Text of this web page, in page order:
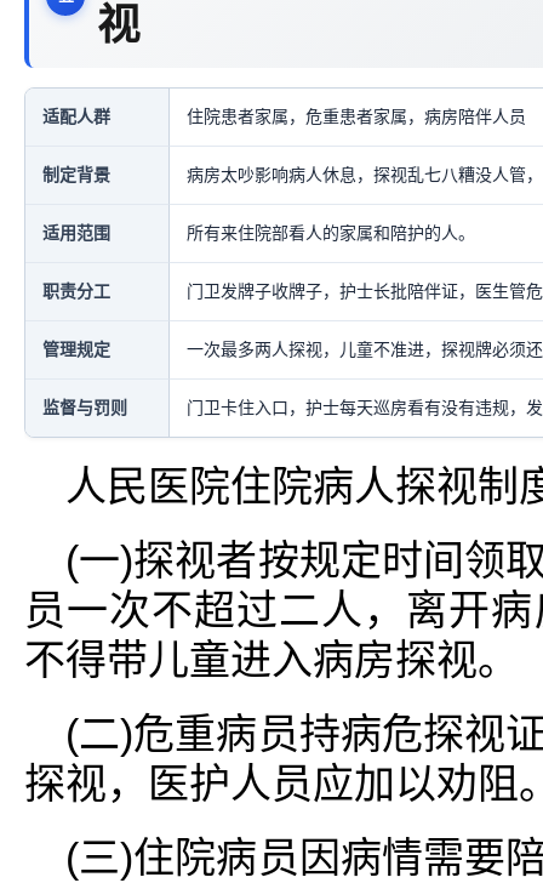
视
适配人群 住院患者家属，危重患者家属，病房陪伴人员
制定背景 病房太吵影响病人休息，探视乱七八糟没人管
适用范围 所有来住院部看人的家属和陪护的人。
职责分工 门卫发牌子收牌子，护士长批陪伴证，医生管
管理规定 一次最多两人探视，儿童不准进，探视牌必须
监督与罚则 门卫卡住入口，护士每天巡房看有没有违规，
人民医院住院病人探视制
(一)探视者按规定时间领
员一次不超过二人，离开
不得带儿童进入病房探视。
(二)危重病员持病危探视
探视，医护人员应加以劝阻
(三)住院病员因病情需要